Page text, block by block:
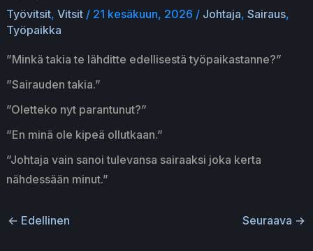
Työvitsit, Vitsit/ 21 kesäkuun, 2026 / Johtaja, Sairaus,
Työpaikka
”Minkä takia te lähditte edellisestä työpaikastanne?”
”Sairauden takia.”
”Oletteko nyt parantunut?”
”En minä ole kipeä ollutkaan.”
”Johtaja vain sanoi tulevansa sairaaksi joka kerta
nähdessään minut.”
← Edellinen Seuraava →